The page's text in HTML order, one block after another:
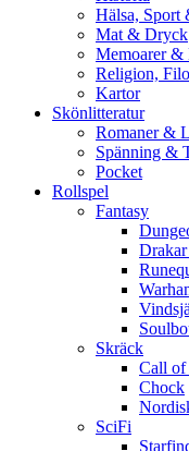
Hälsa, Sport
Mat & Dryck
Memoarer &
Religion,
Kartor
Skönlitteratur
Romaner &
Spänning &
Pocket
Rollspel
Fantasy
Skräck
Call of
Chock
SciFi